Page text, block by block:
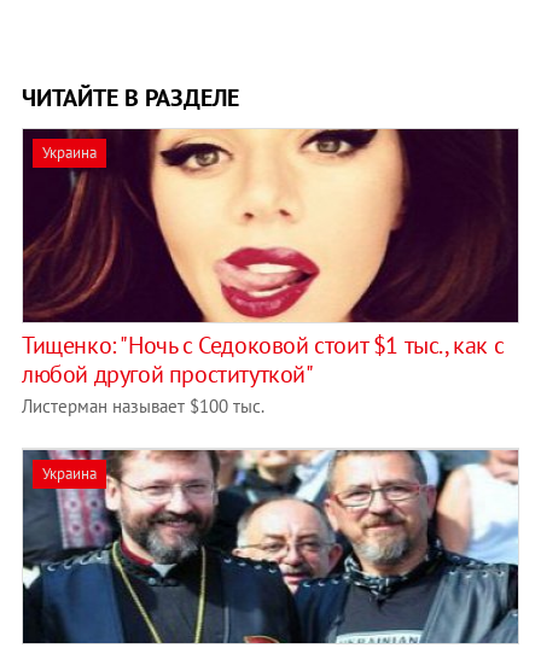
ЧИТАЙТЕ В РАЗДЕЛЕ
Украина
Тищенко: "Ночь с Седоковой стоит $1 тыс., как с
любой другой проституткой"
Листерман называет $100 тыс.
Украина